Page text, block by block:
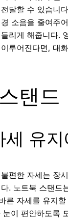
달할 수 있습니
소음을 줄여주
리게 해줍니다.
루어진다면, 대
탠드
세 유
편한 자세는 장
. 노트북 스탠드
른 자세를 유지
눈이 편안하도록